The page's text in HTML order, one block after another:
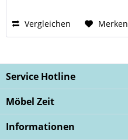
Vergleichen Merken
Service Hotline
Möbel Zeit
Informationen